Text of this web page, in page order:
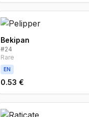
Bekipan
#24
Rare
EN
0.53 €